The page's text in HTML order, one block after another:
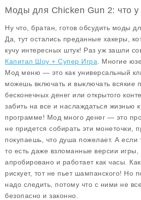
Моды для Chicken Gun 2: что у
Ну что, братан, готов обсудить моды
Да, тут остались преданные хакеры,
кучу интересных штук! Раз уж зашли
Капитал Шоу + Супер Игра . Многие
Мод меню — это как универсальный
можешь включать и выключать всякие
бесконечных денег или открытого
забить на все и наслаждаться жизнью
программе! Мод много денег — это
не придется собирать эти монеточки,
покупаешь, что душа пожелает. А если
то есть даже взломанные версии игры,
апробировано и работает как часы.
рискует, тот не пьет шампанского!
надо следить, потому что с ними не
безопасно и законно.